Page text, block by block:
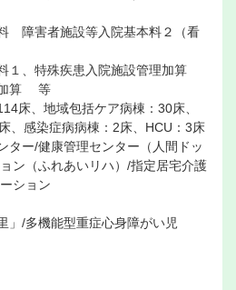
障害者施設等入院基本料２（看
１、特殊疾患入院施設管理加算
加算 等
床、地域包括ケア病棟：30床、
、感染症病病棟：2床、HCU：3床
ター/健康管理センター（人間ドッ
ン（ふれあいリハ）/指定居宅介護
ション
」/多機能型重症心身障がい児